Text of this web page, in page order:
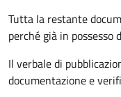
Tutta la restante
perché già in possesso
Il verbale di
documentazione e